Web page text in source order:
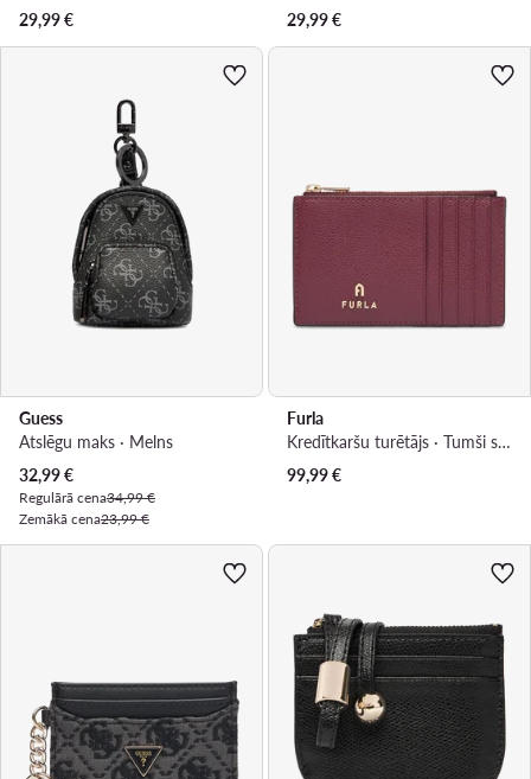
29,99€
29,99€
Guess
Atslēgu maks · Melns
Pašreizējā cena
32,99€
Regulārā cena34,99 €
Zemākā cena23,99 €
Furla
Kredītkaršu turētājs · Tumši sarkana
99,99€